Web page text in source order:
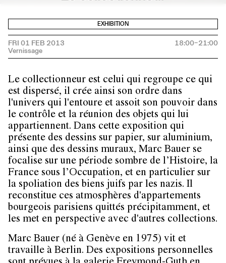
EXHIBITION
FRI 01 FEB 2013 18:00–21:00
Le collectionneur est celui qui regroupe ce qui
est dispersé, il crée ainsi son ordre dans
l'univers qui l'entoure et assoit son pouvoir dans
le contrôle et la réunion des objets qui lui
appartiennent. Dans cette exposition qui
présente des dessins sur papier, sur aluminium,
ainsi que des dessins muraux, Marc Bauer se
focalise sur une période sombre de l’Histoire, la
France sous l’Occupation, et en particulier sur
la spoliation des biens juifs par les nazis. Il
reconstitue ces atmosphères d'appartements
bourgeois parisiens quittés précipitamment, et
les met en perspective avec d'autres collections.
Marc Bauer (né à Genève en 1975) vit et
travaille à Berlin. Des expositions personnelles